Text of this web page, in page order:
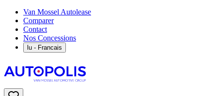
Van Mossel Autolease
Comparer
Contact
Nos Concessions
lu - Francais